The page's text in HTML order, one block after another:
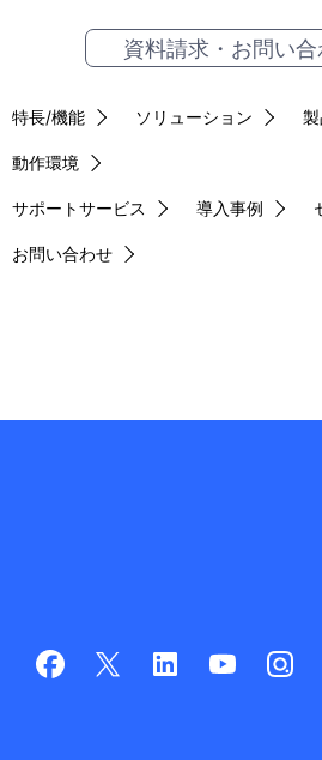
資料請求・お問い合
特長/機能 ソリューション
動作環境
サポートサービス 導入事例
お問い合わせ